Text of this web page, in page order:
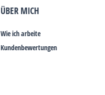
ÜBER MICH
Wie ich arbeite
Kundenbewertungen